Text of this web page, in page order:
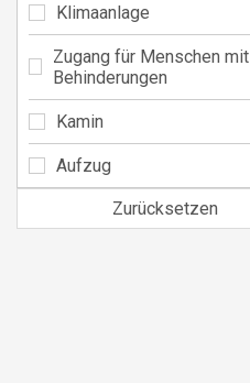
Klimaanlage
Zugang für Menschen mit
Behinderungen
Kamin
Aufzug
Zurücksetzen